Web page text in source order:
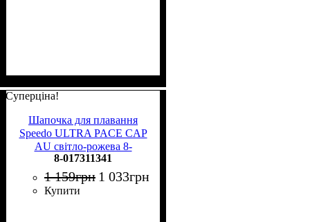
Суперціна!
Шапочка для плавання
Speedo ULTRA PACE CAP
AU світло-рожева 8-
017311341
8-017311341
1 159грн 1 033грн
Купити